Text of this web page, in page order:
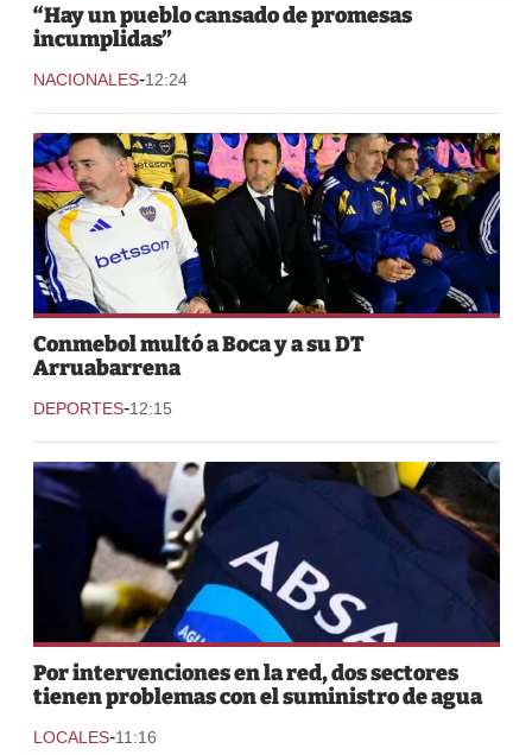
“Hay un pueblo cansado de promesas
incumplidas”
NACIONALES-12:24
Conmebol multó a Boca y a su DT
Arruabarrena
DEPORTES-12:15
Por intervenciones en la red, dos sectores
tienen problemas con el suministro de agua
LOCALES-11:16